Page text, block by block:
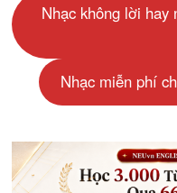
Nhạc không lời hay
Nhạc miễn phí